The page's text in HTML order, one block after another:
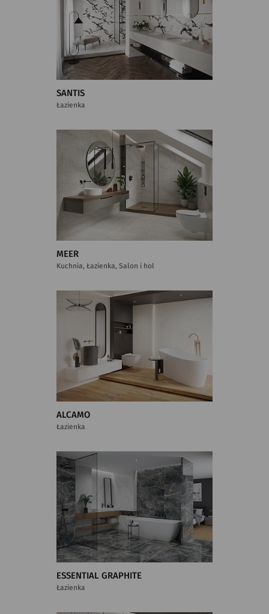
SANTIS
Łazienka
MEER
Kuchnia, Łazienka, Salon i hol
ALCAMO
Łazienka
ESSENTIAL GRAPHITE
Łazienka